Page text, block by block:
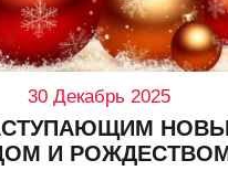
30 Декабрь 2025
И